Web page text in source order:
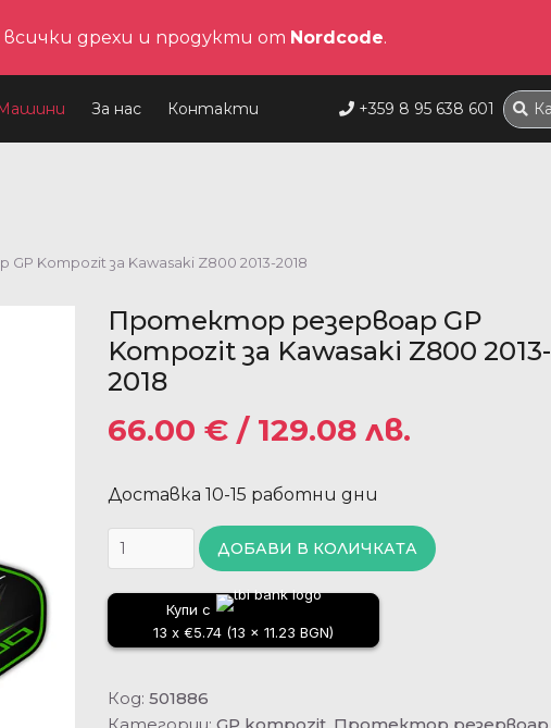
За нас Контакти +359 8 95 638 601
Kompozit за Kawasaki Z800 2013-2018
Протектор резервоар GP
Kompozit за Kawasaki Z800 2013-
2018
66.00 € / 129.08 лв.
Доставка 10-15 работни дни
ДОБАВИ В КОЛИЧКАТА
Купи с
13 x €5.74 (13 x 11.23 BGN)
Код: 501886
дрехи и продукти от Nordcode.